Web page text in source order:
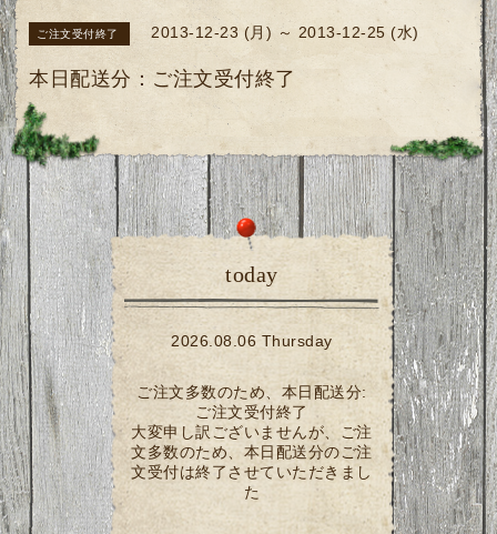
ご注文受付終了 2013-12-23 (月) ～ 2013-12-25 (水)
本日配送分：ご注文受付終了
today
2026.08.06 Thursday
ご注文多数のため、本日配送分:
ご注文受付終了
大変申し訳ございませんが、ご注
文多数のため、本日配送分のご注
文受付は終了させていただきまし
た